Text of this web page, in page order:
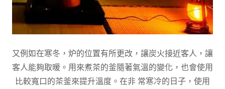
又例如在寒冬，炉的位置有所更改，讓炭火接近客人，讓
客人能夠取暖。用來煮茶的釜隨著氣溫的變化，也會使用
比較寬口的茶釜來提升溫度。在非 常寒冷的日子，使用